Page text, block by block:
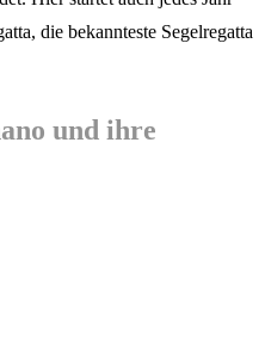
die bekannteste Segelregatta
und ihre